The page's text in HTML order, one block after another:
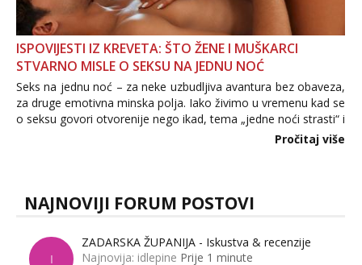
ISPOVIJESTI IZ KREVETA: ŠTO ŽENE I MUŠKARCI
STVARNO MISLE O SEKSU NA JEDNU NOĆ
Seks na jednu noć – za neke uzbudljiva avantura bez obaveza,
za druge emotivna minska polja. Iako živimo u vremenu kad se
o seksu govori otvorenije nego ikad, tema „jedne noći strasti“ i
dalje izaziva burne rasprave. Što zapravo misle žene, a što
Pročitaj više
NAJNOVIJI FORUM POSTOVI
I
ZADARSKA ŽUPANIJA - Iskustva & recenzije
Najnovija: idlepine Prije 1 minute